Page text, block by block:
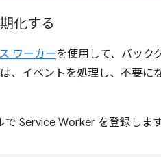
化する
ワーカーを使用して、バック
、イベントを処理し、不要
で Service Worker を登録します